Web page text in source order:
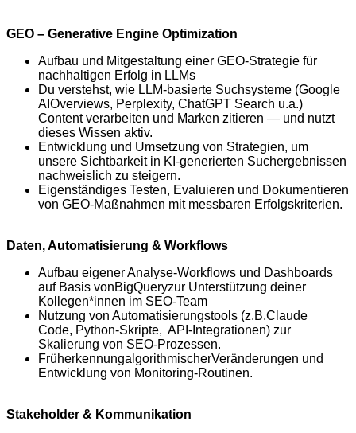
GEO – Generative Engine Optimization
Aufbau und Mitgestaltung einer GEO-Strategie für
nachhaltigen Erfolg in LLMs
Du verstehst, wie LLM-basierte Suchsysteme (Google
AI Overviews, Perplexity, ChatGPT Search u.a.)
Content verarbeiten und Marken zitieren — und nutzt
dieses Wissen aktiv.
Entwicklung und Umsetzung von Strategien, um
unsere Sichtbarkeit in KI-generierten Suchergebnissen
nachweislich zu steigern.
Eigenständiges Testen, Evaluieren und Dokumentieren
von GEO-Maßnahmen mit messbaren Erfolgskriterien.
Daten, Automatisierung & Workflows
Aufbau eigener Analyse-Workflows und Dashboards
auf Basis vonBigQueryzur Unterstützung deiner
Kollegen*innen im SEO-Team
Nutzung von Automatisierungstools (z.B.Claude
Code, Python-Skripte, API-Integrationen) zur
Skalierung von SEO-Prozessen.
FrüherkennungalgorithmischerVeränderungen und
Entwicklung von Monitoring-Routinen.
Stakeholder & Kommunikation